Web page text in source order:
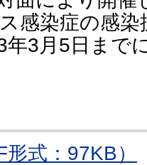
感染症の感
年3月5日まで
式：97KB）